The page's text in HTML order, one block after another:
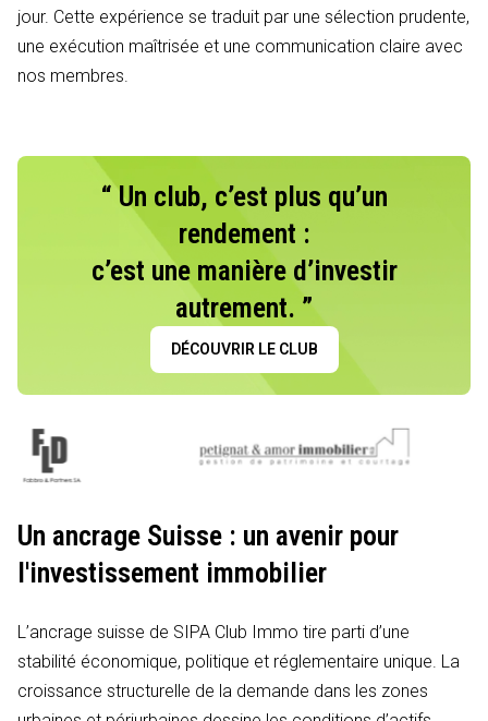
jour. Cette expérience se traduit par une sélection prudente,
une exécution maîtrisée et une communication claire avec
nos membres.
“ Un club, c’est plus qu’un
rendement :
c’est une manière d’investir
autrement. ”
DÉCOUVRIR LE CLUB
Un ancrage Suisse : un avenir pour
l'investissement immobilier
L’ancrage suisse de SIPA Club Immo tire parti d’une
stabilité économique, politique et réglementaire unique. La
croissance structurelle de la demande dans les zones